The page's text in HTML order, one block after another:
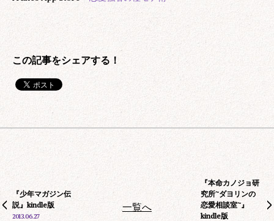
『少年マガジン伝
説』kindle版
2013.06.27
一覧へ
『本命カノジョ研
究所~ダヨリンの
恋愛相談室~』
kindle版